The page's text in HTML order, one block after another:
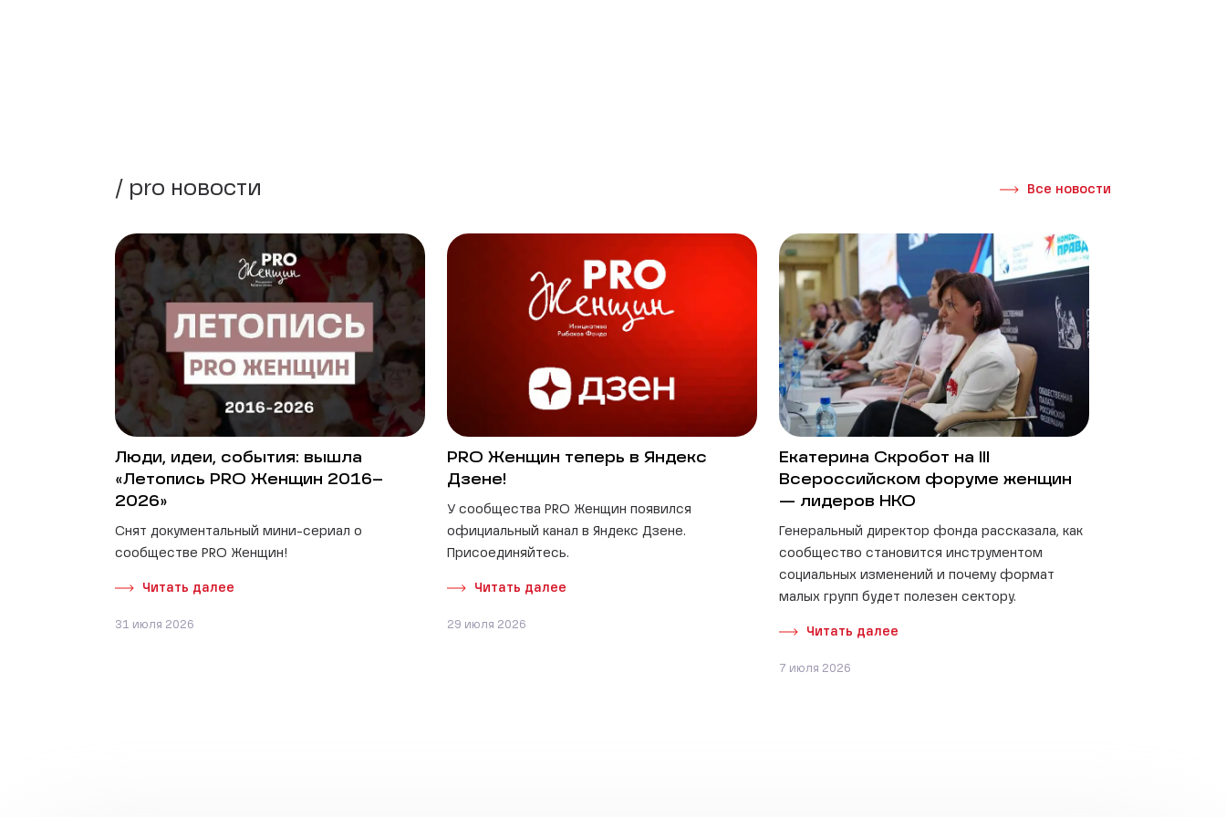
/ pro новости Все новости
Люди, идеи, события: вышла
«Летопись PRO Женщин 2016–
2026»
Снят документальный мини-сериал о
сообществе PRO Женщин!
Читать далее
31 июля 2026
PRO Женщин теперь в Яндекс
Дзене!
У сообщества PRO Женщин появился
официальный канал в Яндекс Дзене.
Присоединяйтесь.
Читать далее
29 июля 2026
Екатерина Скробот на III
Всероссийском форуме женщин
— лидеров НКО
Генеральный директор фонда рассказала, как
сообщество становится инструментом
социальных изменений и почему формат
малых групп будет полезен сектору.
Читать далее
7 июля 2026